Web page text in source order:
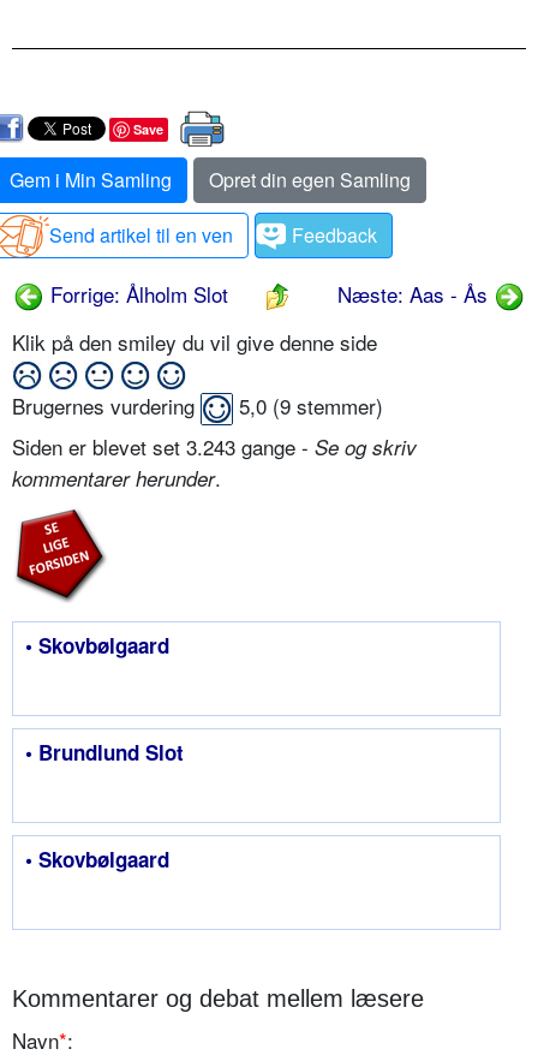
Save
Gem i Min Samling
Opret din egen Samling
Send artikel til en ven
Feedback
Forrige: Ålholm Slot
Næste: Aas - Ås
Klik på den smiley du vil give denne side
Brugernes vurdering 5,0 (9 stemmer)
Siden er blevet set 3.243 gange - Se og skriv
kommentarer herunder.
• Skovbølgaard
• Brundlund Slot
• Skovbølgaard
Kommentarer og debat mellem læsere
Navn*: